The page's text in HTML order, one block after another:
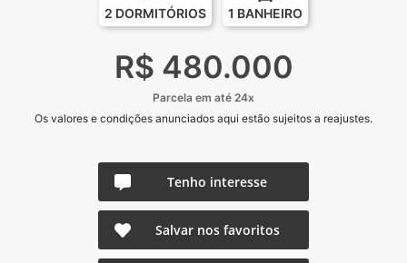
2 DORMITÓRIOS 1 BANHEIRO
R$ 480.000
Parcela em até 24x
Os valores e condições anunciados aqui estão sujeitos a reajustes.
Tenho interesse
Salvar nos favoritos